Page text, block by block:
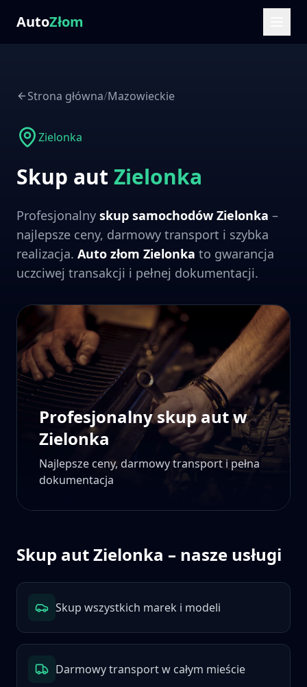
AutoZłom
Strona główna/Mazowieckie
Zielonka
Skup aut Zielonka
Profesjonalny skup samochodówZielonka –
najlepsze ceny, darmowy transport i szybka
realizacja. Auto złom Zielonka to gwarancja
uczciwej transakcji i pełnej dokumentacji.
Profesjonalny skup aut w
Zielonka
Najlepsze ceny, darmowy transport i pełna
dokumentacja
Skup autZielonka – nasze usługi
Skup wszystkich marek i modeli
Darmowy transport w całym mieście